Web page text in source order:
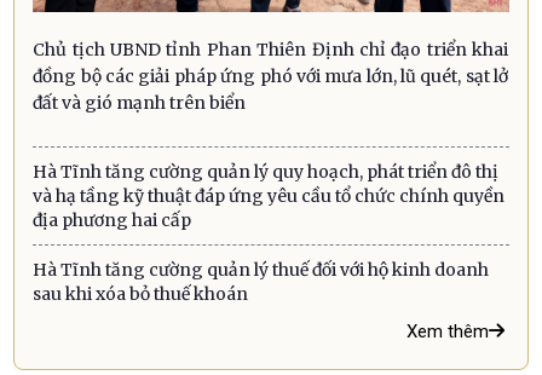
Chủ tịch UBND tỉnh Phan Thiên Định chỉ đạo triển khai
đồng bộ các giải pháp ứng phó với mưa lớn, lũ quét, sạt lở
đất và gió mạnh trên biển
Hà Tĩnh tăng cường quản lý quy hoạch, phát triển đô thị
và hạ tầng kỹ thuật đáp ứng yêu cầu tổ chức chính quyền
địa phương hai cấp
Hà Tĩnh tăng cường quản lý thuế đối với hộ kinh doanh
sau khi xóa bỏ thuế khoán
Xem thêm